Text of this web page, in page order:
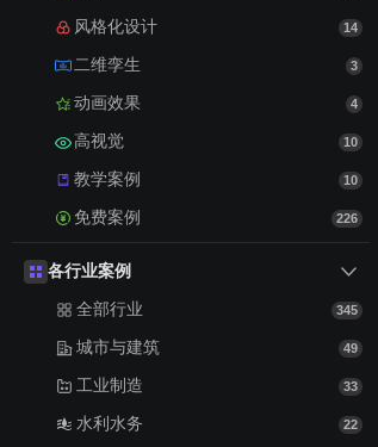
无需安装，随时随地打开即可使用
私有云（软件下载）
数据模型均在本地，安全可控
风格化设计 14
二维孪生 3
动画效果 4
高视觉 10
教学案例 10
免费案例 226
各行业案例
全部行业
345
城市与建筑 49
工业制造 33
水利水务 22